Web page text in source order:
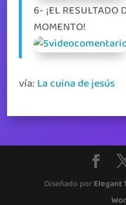
6- ¡EL RESULTADO
MOMENTO!
vía: La cuina de jesús
Diseñado porElegant